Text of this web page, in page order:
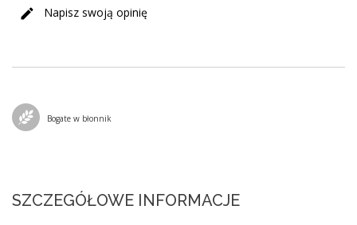
Napisz swoją opinię
Bogate w błonnik
SZCZEGÓŁOWE INFORMACJE